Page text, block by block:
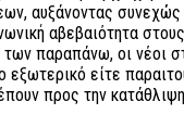
αυξάνοντας συνεχώς
αβεβαιότητα
παραπάνω, οι νέοι
εξωτερικό είτε
προς την